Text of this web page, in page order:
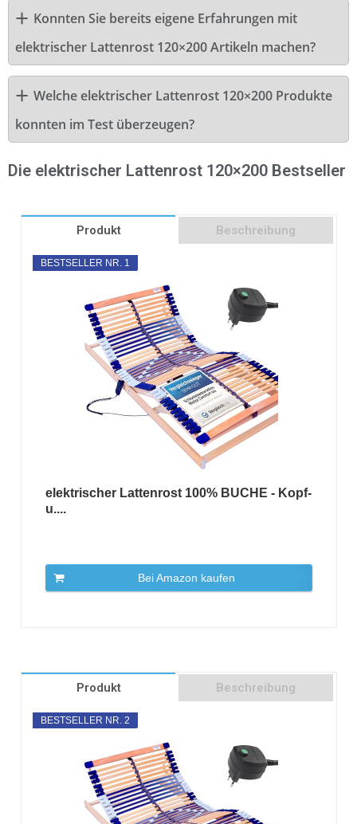
Konnten Sie bereits eigene Erfahrungen mit
elektrischer Lattenrost 120×200 Artikeln machen?
Welche elektrischer Lattenrost 120×200 Produkte
konnten im Test überzeugen?
Die elektrischer Lattenrost 120×200 Bestseller
Produkt Beschreibung
BESTSELLER NR. 1
elektrischer Lattenrost 100% BUCHE - Kopf-
u....
Bei Amazon kaufen
Produkt Beschreibung
BESTSELLER NR. 2